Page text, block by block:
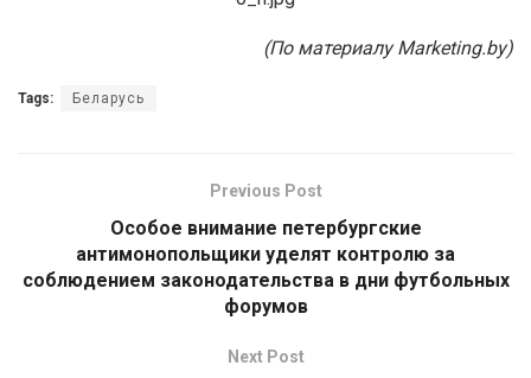
(По материалу Marketing.by)
Tags: Беларусь
Previous Post
Особое внимание петербургские
антимонопольщики уделят контролю за
соблюдением законодательства в дни футбольных
форумов
Next Post